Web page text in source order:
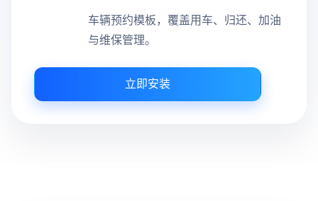
车辆预约模板，覆盖用车、归还、加油
与维保管理。
立即安装